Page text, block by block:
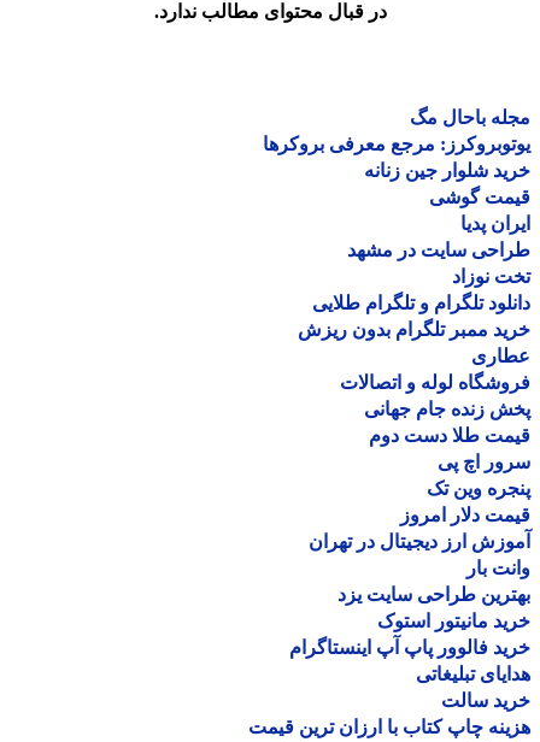
در قبال محتوای مطالب ندارد.
باحال مگ
مرجع معرفی بروکرها
شلوار جین زنانه
گوشی
پدیا
سایت در مشهد
نوزاد
تلگرام و تلگرام طلایی
ممبر تلگرام بدون ریزش
لوله و اتصالات
زنده جام جهانی
طلا دست دوم
اچ پی
وین تک
دلار امروز
ارز دیجیتال در تهران
بار
طراحی سایت یزد
مانیتور استوک
فالوور پاپ آپ اینستاگرام
تبلیغاتی
سالت
چاپ کتاب با ارزان ترین قیمت